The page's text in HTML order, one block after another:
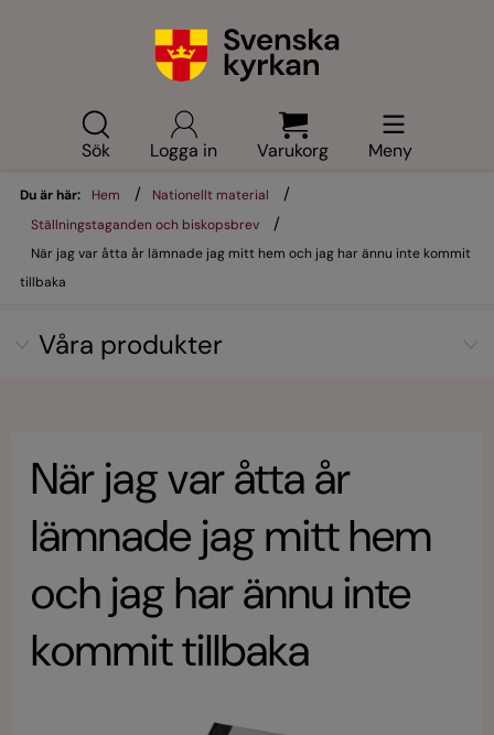
Sök Logga in Varukorg Meny
Du är här: Hem / Nationellt material /
Ställningstaganden och biskopsbrev /
När jag var åtta år lämnade jag mitt hem och jag har ännu inte kommit
tillbaka
Våra produkter
När jag var åtta år
lämnade jag mitt hem
och jag har ännu inte
kommit tillbaka